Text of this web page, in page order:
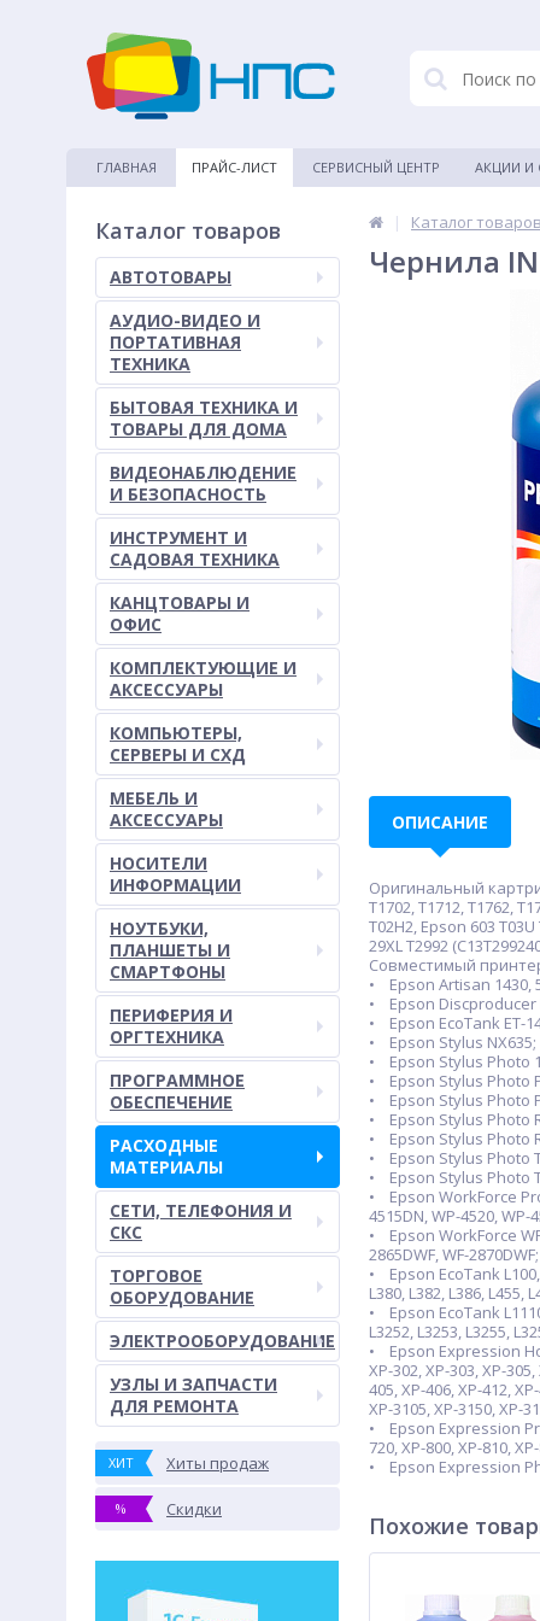
ГЛАВНАЯ ПРАЙС-ЛИСТ СЕРВИСНЫЙ ЦЕНТР АКЦИИ И
Каталог товаров
АВТОТОВАРЫ
АУДИО-ВИДЕО И
ПОРТАТИВНАЯ
ТЕХНИКА
БЫТОВАЯ ТЕХНИКА И
ТОВАРЫ ДЛЯ ДОМА
ВИДЕОНАБЛЮДЕНИЕ
И БЕЗОПАСНОСТЬ
ИНСТРУМЕНТ И
САДОВАЯ ТЕХНИКА
КАНЦТОВАРЫ И
ОФИС
КОМПЛЕКТУЮЩИЕ И
АКСЕССУАРЫ
КОМПЬЮТЕРЫ,
СЕРВЕРЫ И СХД
МЕБЕЛЬ И
АКСЕССУАРЫ
НОСИТЕЛИ
ИНФОРМАЦИИ
НОУТБУКИ,
ПЛАНШЕТЫ И
СМАРТФОНЫ
ПЕРИФЕРИЯ И
ОРГТЕХНИКА
ПРОГРАММНОЕ
ОБЕСПЕЧЕНИЕ
РАСХОДНЫЕ
МАТЕРИАЛЫ
СЕТИ, ТЕЛЕФОНИЯ И
СКС
ТОРГОВОЕ
ОБОРУДОВАНИЕ
ЭЛЕКТРООБОРУДОВАНИЕ
УЗЛЫ И ЗАПЧАСТИ
ДЛЯ РЕМОНТА
ХИТ Хиты продаж
% Скидки
| Каталог товаров
Чернила
ОПИСАНИЕ
Оригинальный
T1702, T1712, T1762,
T02H2, Epson 603 T03U
29XL T2992
Совместимый
• Epson Artisan 1430,
• Epson Discproducer
• Epson EcoTank ET-
• Epson Stylus NX635;
• Epson Stylus Photo
• Epson Stylus Photo
• Epson Stylus Photo
• Epson Stylus Photo
• Epson Stylus Photo
• Epson Stylus Photo
• Epson Stylus Photo
• Epson WorkForce Pro
4515DN, WP-4520, WP-
• Epson WorkForce WF-
2865DWF, WF-2870DWF;
• Epson EcoTank L100,
L380, L382, L386, L455,
• Epson EcoTank
L3252, L3253, L3255,
• Epson Expression
XP-302, XP-303, XP-
405, XP-406, XP-412,
XP-3105, XP-3150, XP-
• Epson Expression
720, XP-800, XP-810,
• Epson Expression
Похожие